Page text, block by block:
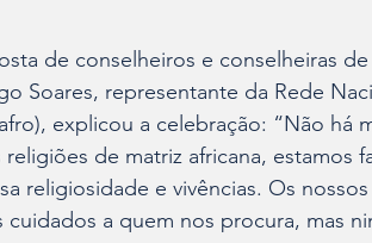
de conselheiros e conselheiras de
Soares, representante da Rede
explicou a celebração: “Não há
de matriz africana, estamos
religiosidade e vivências. Os
a quem nos procura, mas